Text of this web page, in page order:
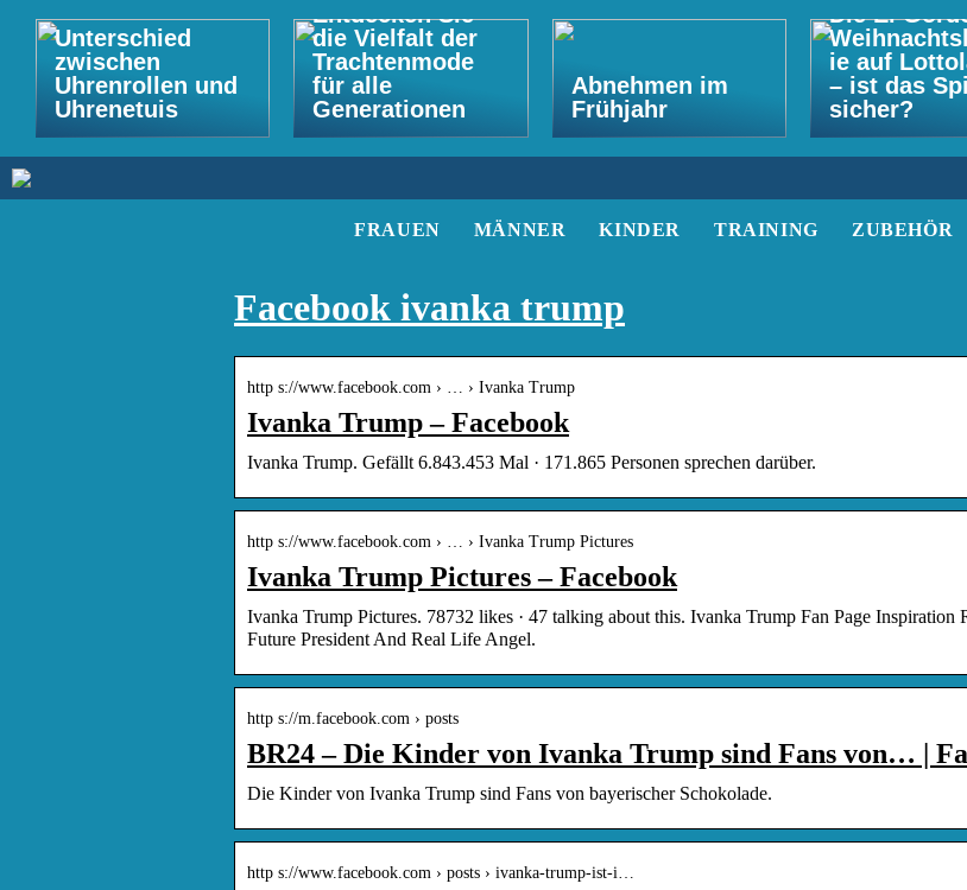
Unterschied
zwischen
Uhrenrollen und
Uhrenetuis
Entdecken Sie
die Vielfalt der
Trachtenmode
für alle
Generationen
Abnehmen im
Frühjahr
Die El
ie auf
– ist das
sicher?
FRAUEN MÄNNER KINDER TRAINING ZUBEHÖR
Facebook ivanka trump
http s://www.facebook.com › … › Ivanka Trump
Ivanka Trump – Facebook
Ivanka Trump. Gefällt 6.843.453 Mal · 171.865 Personen sprechen darüber.
http s://www.facebook.com › … › Ivanka Trump Pictures
Ivanka Trump Pictures – Facebook
Ivanka Trump Pictures. 78732 likes · 47 talking about this. Ivanka Trump Fan Page Inspiration
Future President And Real Life Angel.
http s://m.facebook.com › posts
BR24 – Die Kinder von Ivanka Trump sind Fans von… |
Die Kinder von Ivanka Trump sind Fans von bayerischer Schokolade.
http s://www.facebook.com › posts › ivanka-trump-ist-i…